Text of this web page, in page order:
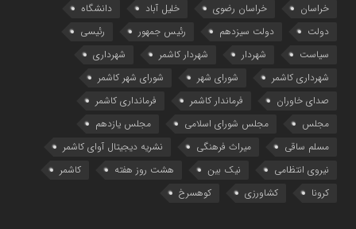
خراسان
خراسان رضوی خلیل آباد
دانشگاه
دولت
دولت سیزدهم رئیس جمهور
رئیسی
سیاست
شهردار شهردار کاشمر
شهرداری
شهرداری کاشمر
شورای شهر
شورای شهر کاشمر
صدای خاوران
فرماندار کاشمر
فرمانداری کاشمر
مجلس
مجلس شورای اسلامی
مجلس یازدهم
مسلم ساقی
میراث فرهنگی
نشریه دیجیتال آوای کاشمر
نیروی انتظامی
نیک بین هشت روز هفته
کاشمر
کرونا
کشاورزی کوهسرخ